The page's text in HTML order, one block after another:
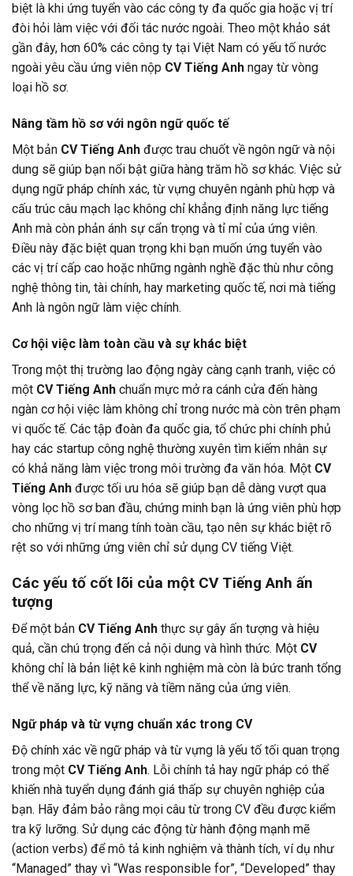
biệt là khi ứng tuyển vào các công ty đa quốc gia hoặc vị trí
đòi hỏi làm việc với đối tác nước ngoài. Theo một khảo sát
gần đây, hơn 60% các công ty tại Việt Nam có yếu tố nước
ngoài yêu cầu ứng viên nộp CV Tiếng Anh ngay từ vòng
loại hồ sơ.
Nâng tầm hồ sơ với ngôn ngữ quốc tế
Một bản CV Tiếng Anh được trau chuốt về ngôn ngữ và nội
dung sẽ giúp bạn nổi bật giữa hàng trăm hồ sơ khác. Việc sử
dụng ngữ pháp chính xác, từ vựng chuyên ngành phù hợp và
cấu trúc câu mạch lạc không chỉ khẳng định năng lực tiếng
Anh mà còn phản ánh sự cẩn trọng và tỉ mỉ của ứng viên.
Điều này đặc biệt quan trọng khi bạn muốn ứng tuyển vào
các vị trí cấp cao hoặc những ngành nghề đặc thù như công
nghệ thông tin, tài chính, hay marketing quốc tế, nơi mà tiếng
Anh là ngôn ngữ làm việc chính.
Cơ hội việc làm toàn cầu và sự khác biệt
Trong một thị trường lao động ngày càng cạnh tranh, việc có
một CV Tiếng Anh chuẩn mực mở ra cánh cửa đến hàng
ngàn cơ hội việc làm không chỉ trong nước mà còn trên phạm
vi quốc tế. Các tập đoàn đa quốc gia, tổ chức phi chính phủ
hay các startup công nghệ thường xuyên tìm kiếm nhân sự
có khả năng làm việc trong môi trường đa văn hóa. Một CV
Tiếng Anh được tối ưu hóa sẽ giúp bạn dễ dàng vượt qua
vòng lọc hồ sơ ban đầu, chứng minh bạn là ứng viên phù hợp
cho những vị trí mang tính toàn cầu, tạo nên sự khác biệt rõ
rệt so với những ứng viên chỉ sử dụng CV tiếng Việt.
Các yếu tố cốt lõi của một CV Tiếng Anh ấn
tượng
Để một bản CV Tiếng Anh thực sự gây ấn tượng và hiệu
quả, cần chú trọng đến cả nội dung và hình thức. Một CV
không chỉ là bản liệt kê kinh nghiệm mà còn là bức tranh tổng
thể về năng lực, kỹ năng và tiềm năng của ứng viên.
Ngữ pháp và từ vựng chuẩn xác trong CV
Độ chính xác về ngữ pháp và từ vựng là yếu tố tối quan trọng
trong một CV Tiếng Anh. Lỗi chính tả hay ngữ pháp có thể
khiến nhà tuyển dụng đánh giá thấp sự chuyên nghiệp của
bạn. Hãy đảm bảo rằng mọi câu từ trong CV đều được kiểm
tra kỹ lưỡng. Sử dụng các động từ hành động mạnh mẽ
(action verbs) để mô tả kinh nghiệm và thành tích, ví dụ như
“Managed” thay vì “Was responsible for”, “Developed” thay